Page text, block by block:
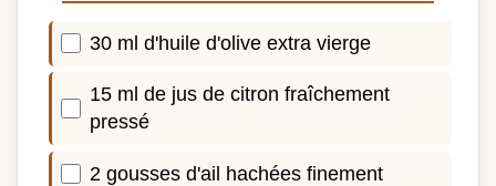
30 ml d'huile d'olive extra vierge
15 ml de jus de citron fraîchement
pressé
2 gousses d'ail hachées finement